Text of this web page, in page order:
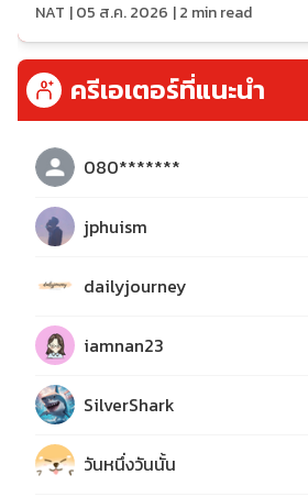
NAT |05 ส.ค. 2026 |2 min read
ครีเอเตอร์ที่แนะนำ
080*******
jphuism
dailyjourney
iamnan23
SilverShark
วันหนึ่งวันนั้น